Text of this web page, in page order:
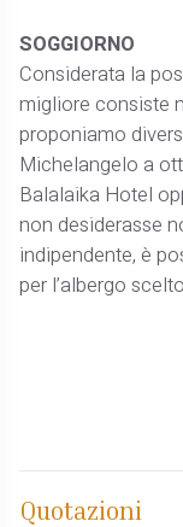
SOGGIORNO
Considerata la
migliore consiste
proponiamo
Michelangelo a
Balalaika Hotel
non desiderasse
indipendente, è
per l’albergo
Quotazioni